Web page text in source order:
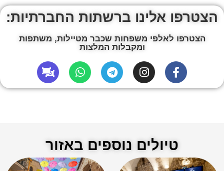
הצטרפו אלינו ברשתות החברתיות:
הצטרפו לאלפי משפחות שכבר מטיילות, משתפות
ומקבלות המלצות
טיולים נוספים באזור